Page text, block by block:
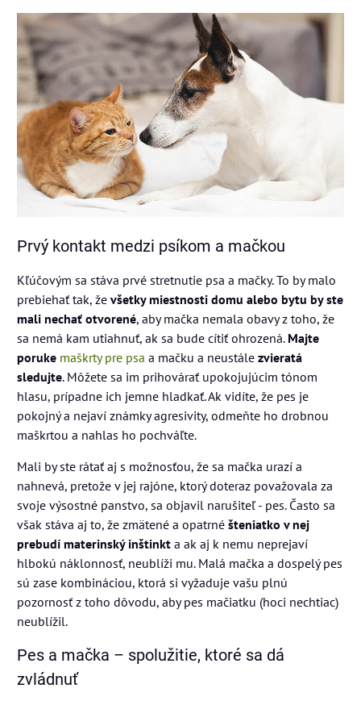
Prvý kontakt medzi psíkom a mačkou
Kľúčovým sa stáva prvé stretnutie psa a mačky. To by malo
prebiehať tak, že všetky miestnosti domu alebo bytu by ste
mali nechať otvorené, aby mačka nemala obavy z toho, že
sa nemá kam utiahnuť, ak sa bude cítiť ohrozená. Majte
poruke maškrty pre psa a mačku a neustále zvieratá
sledujte. Môžete sa im prihovárať upokojujúcim tónom
hlasu, prípadne ich jemne hladkať. Ak vidíte, že pes je
pokojný a nejaví známky agresivity, odmeňte ho drobnou
maškrtou a nahlas ho pochváľte.
Mali by ste rátať aj s možnosťou, že sa mačka urazí a
nahnevá, pretože v jej rajóne, ktorý doteraz považovala za
svoje výsostné panstvo, sa objavil narušiteľ - pes. Často sa
však stáva aj to, že zmätené a opatrné šteniatko v nej
prebudí materinský inštinkt a ak aj k nemu neprejaví
hlbokú náklonnosť, neublíži mu. Malá mačka a dospelý pes
sú zase kombináciou, ktorá si vyžaduje vašu plnú
pozornosť z toho dôvodu, aby pes mačiatku (hoci nechtiac)
neublížil.
Pes a mačka – spolužitie, ktoré sa dá
zvládnuť